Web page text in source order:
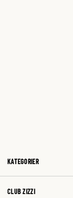
KATEGORIER
CLUB ZIZZI